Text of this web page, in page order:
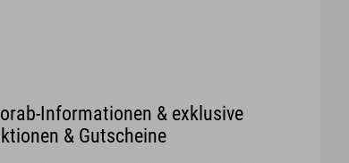
Informationen & exklusive
& Gutscheine